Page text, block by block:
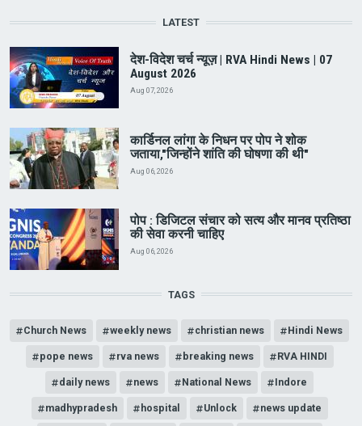
LATEST
देश-विदेश चर्च न्यूज़ | RVA Hindi News | 07
August 2026
Aug 07, 2026
कार्डिनल लांगा के निधन पर पोप ने शोक
जताया,"जिन्होंने शांति की घोषणा की थी"
Aug 06, 2026
पोप : डिजिटल संचार को सत्य और मानव प्रतिष्ठा
की सेवा करनी चाहिए
Aug 06, 2026
TAGS
Church News weekly news christian news Hindi News
pope news rva news breaking news RVA HINDI
daily news news National News Indore
madhypradesh hospital Unlock news update